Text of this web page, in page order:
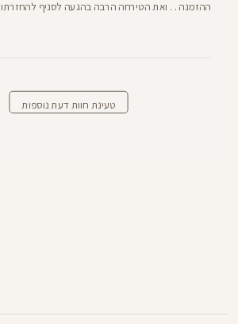
ההזמנה . . ואת הטירחה הרבה בהגעה לסניף להחזרתו
טעינת חוות דעת נוספות